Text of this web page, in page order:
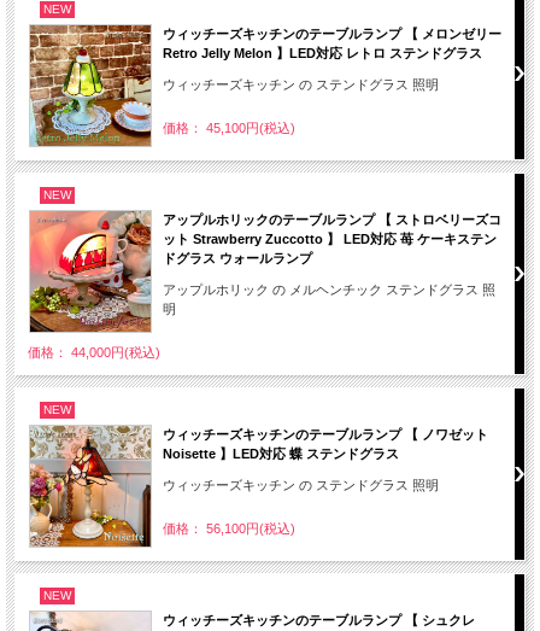
NEW
ウィッチーズキッチンのテーブルランプ 【 メロンゼリー
Retro Jelly Melon 】LED対応 レトロ ステンドグラス
ウィッチーズキッチン の ステンドグラス 照明
価格： 45,100円(税込)
NEW
アップルホリックのテーブルランプ 【 ストロベリーズコ
ット Strawberry Zuccotto 】 LED対応 苺 ケーキステン
ドグラス ウォールランプ
アップルホリック の メルヘンチック ステンドグラス 照
明
価格： 44,000円(税込)
NEW
ウィッチーズキッチンのテーブルランプ 【 ノワゼット
Noisette 】LED対応 蝶 ステンドグラス
ウィッチーズキッチン の ステンドグラス 照明
価格： 56,100円(税込)
NEW
ウィッチーズキッチンのテーブルランプ 【 シュクレ